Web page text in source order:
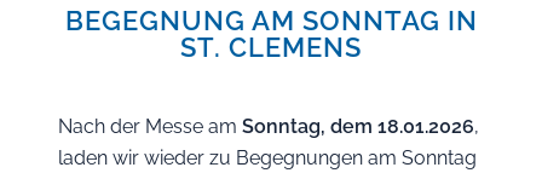
BEGEGNUNG AM SONNTAG IN
ST. CLEMENS
Nach der Messe am Sonntag, dem 18.01.2026,
laden wir wieder zu Begegnungen am Sonntag